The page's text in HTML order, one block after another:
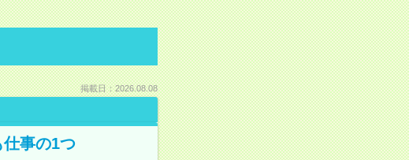
掲載日：2026.08.08
仕事の1つ